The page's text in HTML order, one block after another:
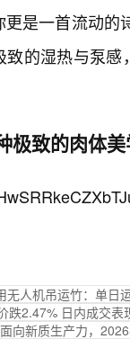
是一首流动
的湿热与泵
极致的肉体
无人机吊运竹：单
跌2.47% 日内成交表
向新质生产力，